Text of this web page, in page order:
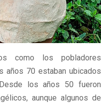
como los pobladores
años 70 estaban ubicados
los años 50 fueron
aunque algunos de